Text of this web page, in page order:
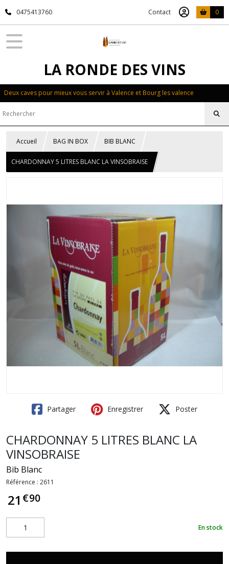
0475413760 Contact 0
LA RONDE DES VINS
Deux caves pour mieux vous servir à Valence et Bourg les valence
Accueil BAG IN BOX BIB BLANC
CHARDONNAY 5 LITRES BLANC LA VINSOBRAISE
Partager Enregistrer Poster
CHARDONNAY 5 LITRES BLANC LA
VINSOBRAISE
Bib Blanc
Référence : 2611
21 €90
En stock